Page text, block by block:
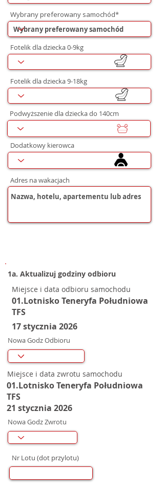
Wybrany preferowany samochód*
Fotelik dla dziecka 0-9kg
Fotelik dla dziecka 9-18kg
Podwyższenie dla dziecka do 140cm
Dodatkowy kierowca
Adres na wakacjach
1a. Aktualizuj godziny odbioru
Miejsce i data odbioru samochodu
01.Lotnisko Teneryfa Południowa
TFS
17 stycznia 2026
Nowa Godz Odbioru
Miejsce i data zwrotu samochodu
01.Lotnisko Teneryfa Południowa
TFS
21 stycznia 2026
Nowa Godz Zwrotu
Nr Lotu (dot przylotu)